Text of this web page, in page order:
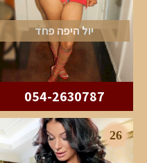
יול היפה פחד
054-2630787
26